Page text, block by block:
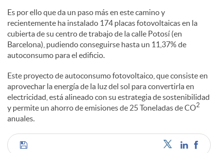
Es por ello que da un paso más en este camino y
recientemente ha instalado 174 placas fotovoltaicas en la
cubierta de su centro de trabajo de la calle Potosí (en
Barcelona), pudiendo conseguirse hasta un 11,37% de
autoconsumo para el edificio.
Este proyecto de autoconsumo fotovoltaico, que consiste en
aprovechar la energía de la luz del sol para convertirla en
electricidad, está alineado con su estrategia de sostenibilidad
y permite un ahorro de emisiones de 25 Toneladas de CO2
anuales.